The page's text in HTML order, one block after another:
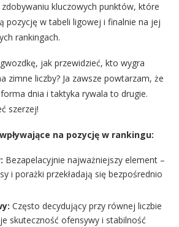
kluczowych punktów, które
pozycję w tabeli ligowej i finalnie na jej
rankingach.
jak przewidzieć, kto wygra
zimne liczby? Ja zawsze powtarzam, że
dnia i taktyka rywala to drugie.
szerzej!
na pozycję w rankingu:
Bezapelacyjnie najważniejszy element –
i porażki przekładają się bezpośrednio
Często decydujący przy równej liczbie
skuteczność ofensywy i stabilność